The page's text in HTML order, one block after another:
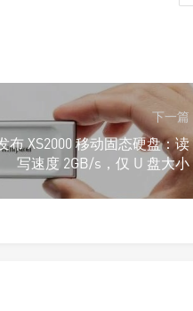
下一篇
布 XS2000 移动固态硬盘：读
写速度 2GB/s，仅 U 盘大小